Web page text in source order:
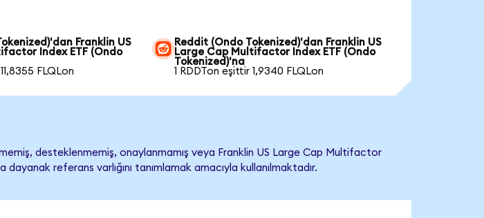
Franklin US
Index ETF (Ondo
FLQLon
Reddit (Ondo Tokenized)'dan Franklin US
Large Cap Multifactor Index ETF (Ondo
Tokenized)'na
1 RDDTon eşittir 1,9340 FLQLon
desteklenmemiş, onaylanmamış veya Franklin US Large Cap Multifactor
referans varlığını tanımlamak amacıyla kullanılmaktadır.